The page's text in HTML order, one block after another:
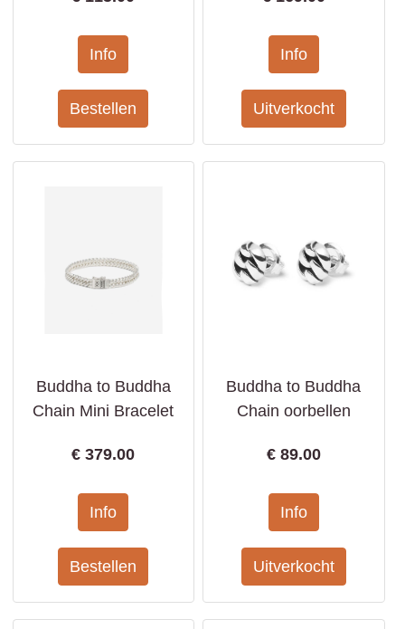
Buddha to Buddha
Chain Mini Bracelet
€379.00
Buddha to Buddha
Chain oorbellen
€ 89.00